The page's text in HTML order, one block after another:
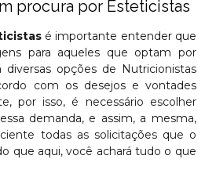
procura por Esteticistas
é importante entender que
para aqueles que optam por
opções de Nutricionistas
com os desejos e vontades
por isso, é necessário escolher
demanda, e assim, a mesma,
todas as solicitações que o
que aqui, você achará tudo o que